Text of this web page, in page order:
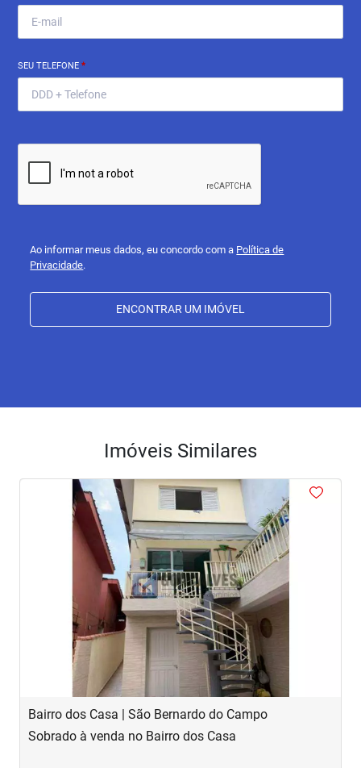
SEU TELEFONE*
Ao informar meus dados, eu concordo com a Política de
Privacidade.
ENCONTRAR UM IMÓVEL
Imóveis Similares
Previous
Bairro dos Casa | São Bernardo do Campo
Sobrado à venda no Bairro dos Casa